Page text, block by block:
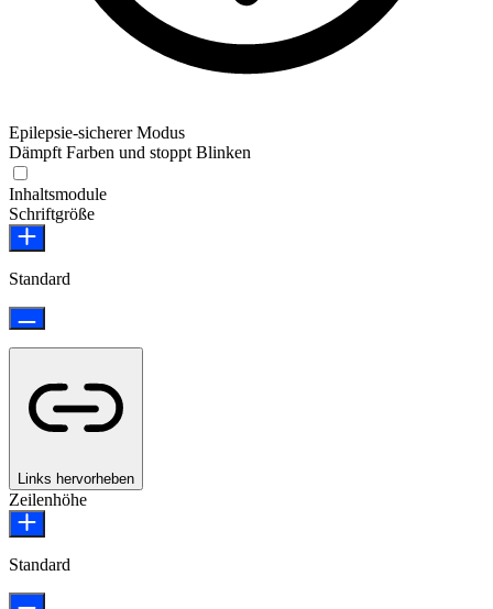
Epilepsie-sicherer Modus
Dämpft Farben und stoppt Blinken
Inhaltsmodule
Schriftgröße
Standard
Links hervorheben
Zeilenhöhe
Standard